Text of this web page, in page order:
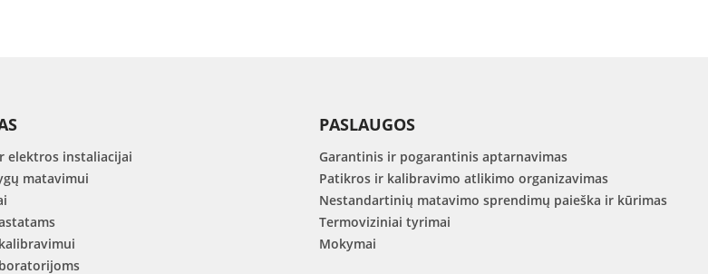
elektros instaliacijai
matavimui
PASLAUGOS
Garantinis ir pogarantinis aptarnavimas
Patikros ir kalibravimo atlikimo organizavimas
Nestandartinių matavimo sprendimų paieška ir kūrimas
Termoviziniai tyrimai
Mokymai